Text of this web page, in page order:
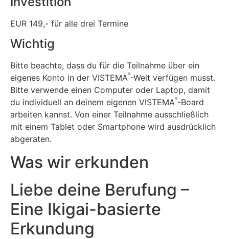
EUR 149,- für alle drei Termine
Wichtig
Bitte beachte, dass du für die Teilnahme über ein
eigenes Konto in der VISTEMA®-Welt verfügen musst.
Bitte verwende einen Computer oder Laptop, damit
du individuell an deinem eigenen VISTEMA®-Board
arbeiten kannst. Von einer Teilnahme ausschließlich
mit einem Tablet oder Smartphone wird ausdrücklich
abgeraten.
Was wir erkunden
Liebe deine Berufung –
Eine Ikigai-basierte
Erkundung